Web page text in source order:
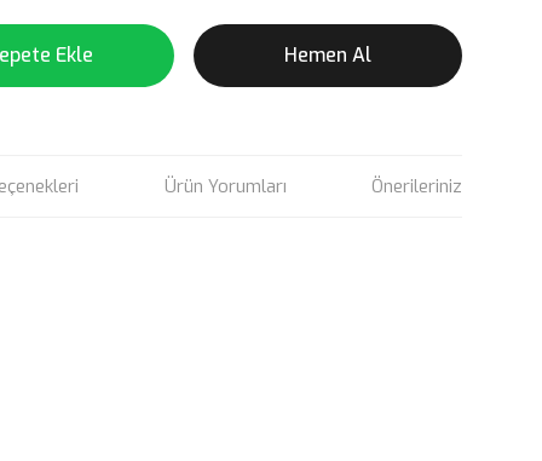
Ekle Hemen Al
Ürün Yorumları Önerileriniz